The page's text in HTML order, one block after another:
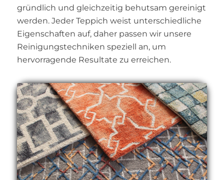
gründlich und gleichzeitig behutsam gereinigt
werden. Jeder Teppich weist unterschiedliche
Eigenschaften auf, daher passen wir unsere
Reinigungstechniken speziell an, um
hervorragende Resultate zu erreichen.